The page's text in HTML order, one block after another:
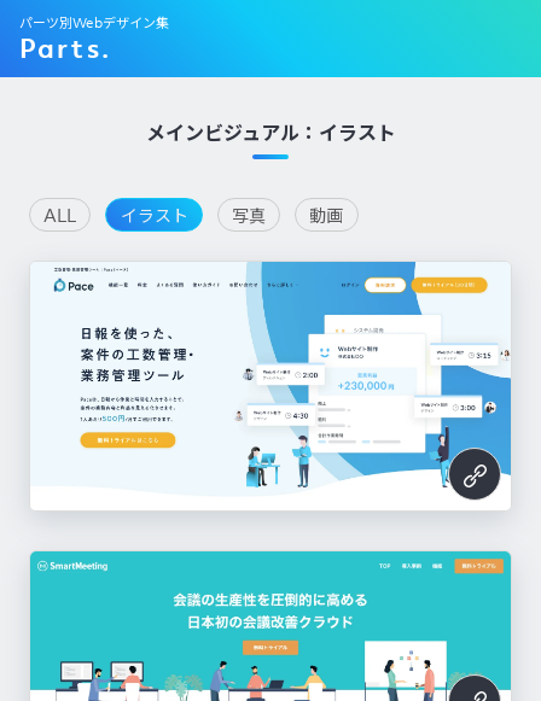
Parts.
パーツ別Webデザイン集
メインビジュアル：イラスト
ALL イラスト 写真 動画